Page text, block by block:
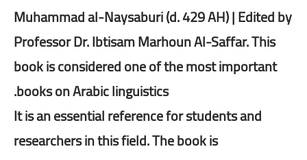
Muhammad al-Naysaburi (d. 429 AH) | Edited by
Professor Dr. Ibtisam Marhoun Al-Saffar. This
book is considered one of the most important
books on Arabic linguistics.
It is an essential reference for students and
researchers in this field. The book is